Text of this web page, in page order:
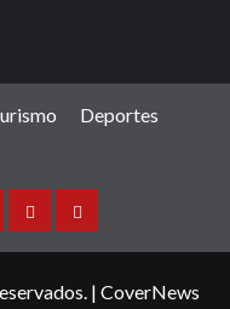
Deportes
TurismoDeportes
| CoverNews